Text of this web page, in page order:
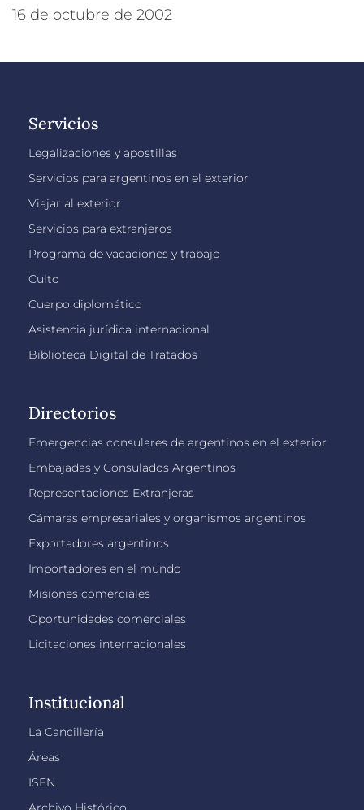
16 de octubre de 2002
Servicios
Legalizaciones y apostillas
Servicios para argentinos en el exterior
Viajar al exterior
Servicios para extranjeros
Programa de vacaciones y trabajo
Culto
Cuerpo diplomático
Asistencia jurídica internacional
Biblioteca Digital de Tratados
Directorios
Emergencias consulares de argentinos en el exterior
Embajadas y Consulados Argentinos
Representaciones Extranjeras
Cámaras empresariales y organismos argentinos
Exportadores argentinos
Importadores en el mundo
Misiones comerciales
Oportunidades comerciales
Licitaciones internacionales
Institucional
La Cancillería
Áreas
ISEN